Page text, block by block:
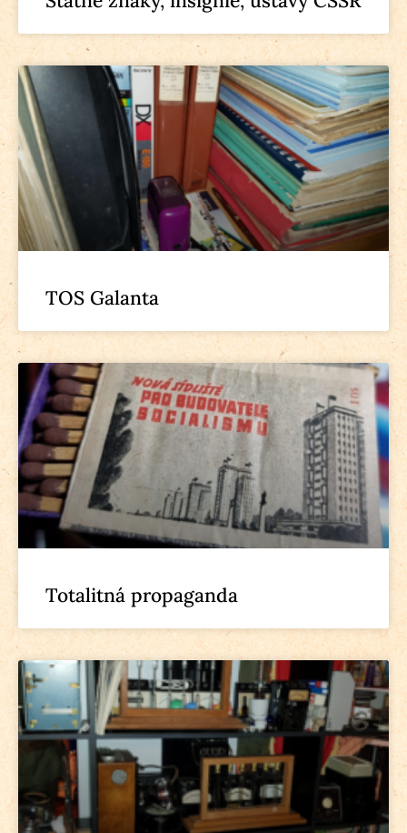
TOS Galanta
Totalitná propaganda